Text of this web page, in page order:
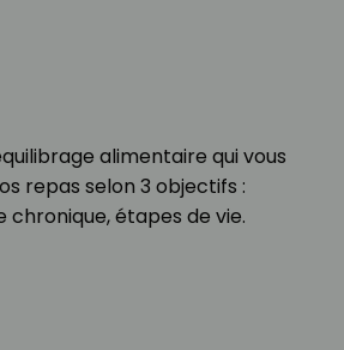
alimentaire qui vous
repas selon 3 objectifs :
chronique, étapes de vie.